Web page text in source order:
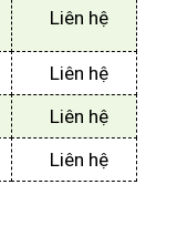
Liên hệ
Liên hệ
Liên hệ
Liên hệ